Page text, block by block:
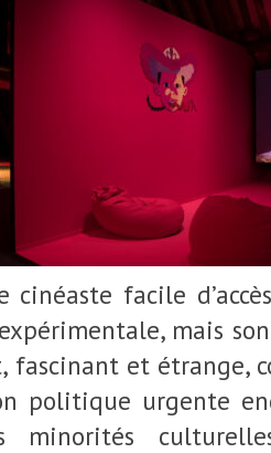
cinéaste facile
mais
fascinant et étrange,
politique urgente
minorités